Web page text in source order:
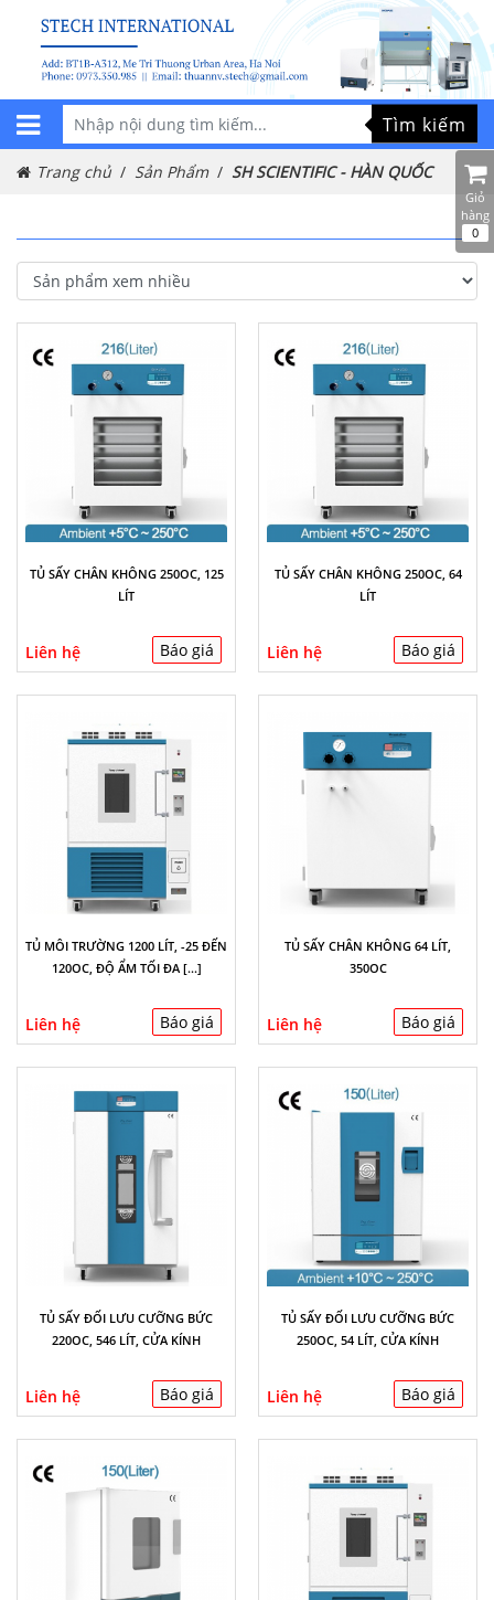
Tìm kiếm
Giỏ
hàng
0
Trang chủ Sản Phẩm SH SCIENTIFIC - HÀN QUỐC
TỦ SẤY CHÂN KHÔNG 250OC, 125
LÍT
Liên hệ Báo giá
TỦ SẤY CHÂN KHÔNG 250OC, 64
LÍT
Liên hệ Báo giá
TỦ MÔI TRƯỜNG 1200 LÍT, -25 ĐẾN
120OC, ĐỘ ẨM TỐI ĐA [...]
Liên hệ Báo giá
TỦ SẤY CHÂN KHÔNG 64 LÍT,
350OC
Liên hệ Báo giá
TỦ SẤY ĐỐI LƯU CƯỠNG BỨC
220OC, 546 LÍT, CỬA KÍNH
Liên hệ Báo giá
TỦ SẤY ĐỐI LƯU CƯỠNG BỨC
250OC, 54 LÍT, CỬA KÍNH
Liên hệ Báo giá